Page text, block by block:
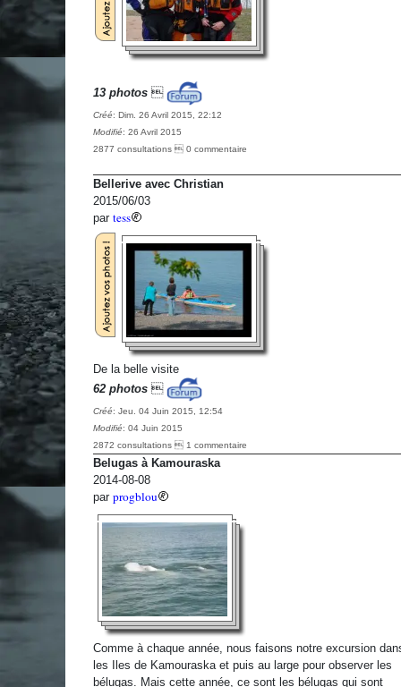
13 photos
Créé: Dim. 26 Avril 2015, 22:12
Modifié: 26 Avril 2015
2877 consultations  0 commentaire
Bellerive avec Christian
2015/06/03
par tess
De la belle visite
62 photos
Créé: Jeu. 04 Juin 2015, 12:54
Modifié: 04 Juin 2015
2872 consultations  1 commentaire
Belugas à Kamouraska
2014-08-08
par progblou
Comme à chaque année, nous faisons notre excursion
les Iles de Kamouraska et puis au large pour observer les
bélugas. Mais cette année, ce sont les bélugas qui sont